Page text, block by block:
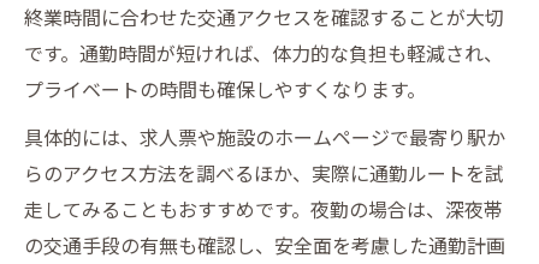
終業時間に合わせた交通アクセスを確認することが大切
です。通勤時間が短ければ、体力的な負担も軽減され、
プライベートの時間も確保しやすくなります。
具体的には、求人票や施設のホームページで最寄り駅か
らのアクセス方法を調べるほか、実際に通勤ルートを試
走してみることもおすすめです。夜勤の場合は、深夜帯
の交通手段の有無も確認し、安全面を考慮した通勤計画